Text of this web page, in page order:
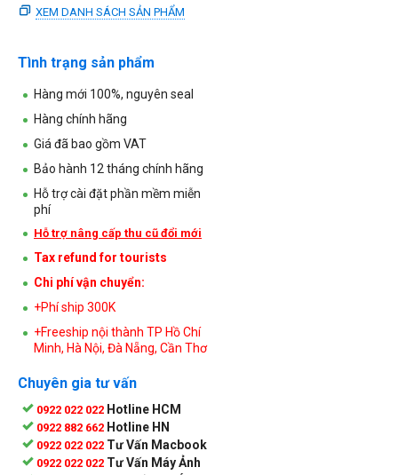
XEM DANH SÁCH SẢN PHẨM
Tình trạng sản phẩm
Hàng mới 100%, nguyên seal
Hàng chính hãng
Giá đã bao gồm VAT
Bảo hành 12 tháng chính hãng
Hỗ trợ cài đặt phần mềm miễn
phí
Hỗ trợ nâng cấp thu cũ đổi mới
Tax refund for tourists
Chi phí vận chuyển:
+Phí ship 300K
+Freeship nội thành TP Hồ Chí
Minh, Hà Nội, Đà Nẵng, Cần Thơ
Chuyên gia tư vấn
0922 022 022 Hotline HCM
0922 882 662 Hotline HN
0922 022 022 Tư Vấn Macbook
0922 022 022 Tư Vấn Máy Ảnh